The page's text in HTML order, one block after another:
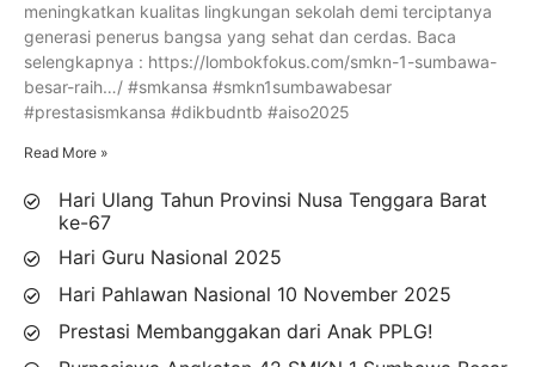
meningkatkan kualitas lingkungan sekolah demi terciptanya
generasi penerus bangsa yang sehat dan cerdas. Baca
selengkapnya : https://lombokfokus.com/smkn-1-sumbawa-
besar-raih…/ #smkansa #smkn1sumbawabesar
#prestasismkansa #dikbudntb #aiso2025
Read More »
Hari Ulang Tahun Provinsi Nusa Tenggara Barat
ke-67
Hari Guru Nasional 2025
Hari Pahlawan Nasional 10 November 2025
Prestasi Membanggakan dari Anak PPLG!